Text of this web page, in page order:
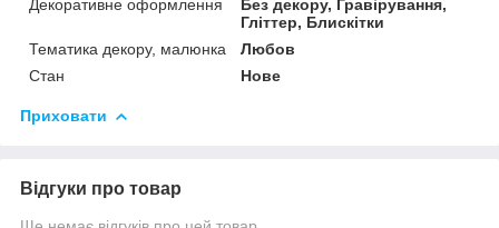
Декоративне оформлення
Без декору, Гравірування,
Гліттер, Блискітки
Тематика декору, малюнка
Любов
Стан
Нове
Приховати
Відгуки про товар